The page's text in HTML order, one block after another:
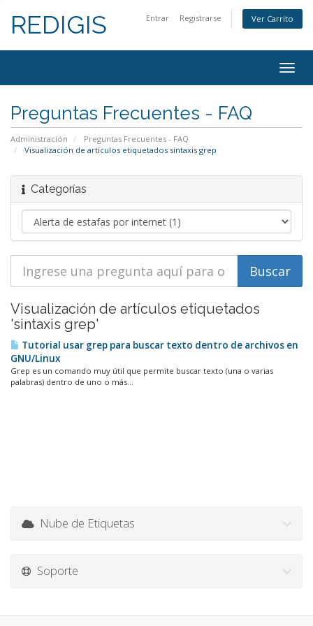
Entrar Registrarse Ver Carrito
REDIGIS
Preguntas Frecuentes - FAQ
Administración
Preguntas Frecuentes - FAQ
Visualización de artículos etiquetados sintaxis grep
Categorías
Visualización de artículos etiquetados
'sintaxis grep'
Tutorial usar grep para buscar texto dentro de archivos en
GNU/Linux
Grep es un comando muy útil que permite buscar texto (una o varias
palabras) dentro de uno o más...
Nube de Etiquetas
Soporte